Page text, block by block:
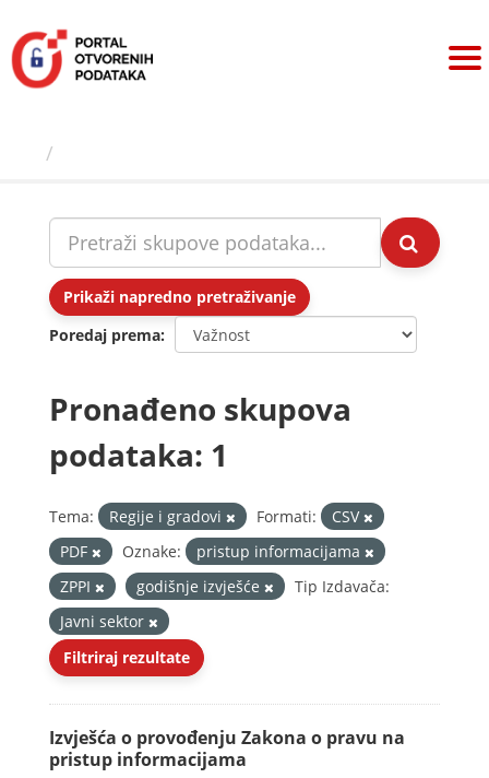
sadržaj
Prikaži napredno pretraživanje
Poredaj prema
Pronađeno skupova
podataka: 1
Tema: Regije i gradovi Formati:
CSV
PDF
Oznake:
pristup informacijama
ZPPI
godišnje izvješće
Tip Izdavača:
Javni sektor
Filtriraj rezultate
Izvješća o provođenju Zakona o pravu na
pristup informacijama